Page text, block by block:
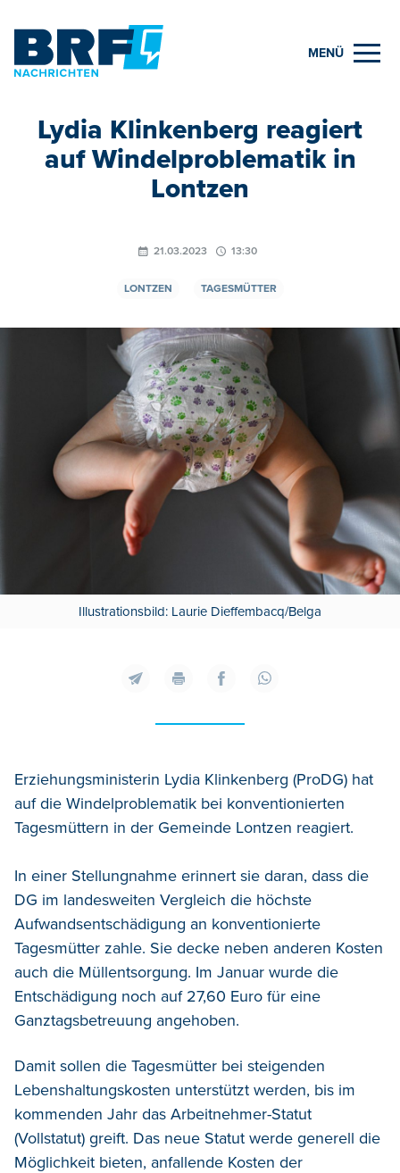
MENÜ
Lydia Klinkenberg reagiert
auf Windelproblematik in
Lontzen
21.03.2023 13:30
LONTZEN TAGESMÜTTER
Illustrationsbild: Laurie Dieffembacq/Belga
Erziehungsministerin Lydia Klinkenberg (ProDG) hat
auf die Windelproblematik bei konventionierten
Tagesmüttern in der Gemeinde Lontzen reagiert.
In einer Stellungnahme erinnert sie daran, dass die
DG im landesweiten Vergleich die höchste
Aufwandsentschädigung an konventionierte
Tagesmütter zahle. Sie decke neben anderen Kosten
auch die Müllentsorgung. Im Januar wurde die
Entschädigung noch auf 27,60 Euro für eine
Ganztagsbetreuung angehoben.
Damit sollen die Tagesmütter bei steigenden
Lebenshaltungskosten unterstützt werden, bis im
kommenden Jahr das Arbeitnehmer-Statut
(Vollstatut) greift. Das neue Statut werde generell die
Möglichkeit bieten, anfallende Kosten der